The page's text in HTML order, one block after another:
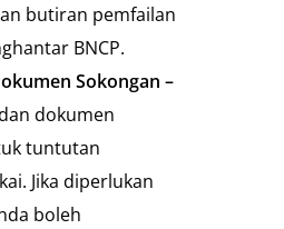
butiran pemfailan
BNCP.
Sokongan –
dokumen
tuntutan
Jika diperlukan
boleh